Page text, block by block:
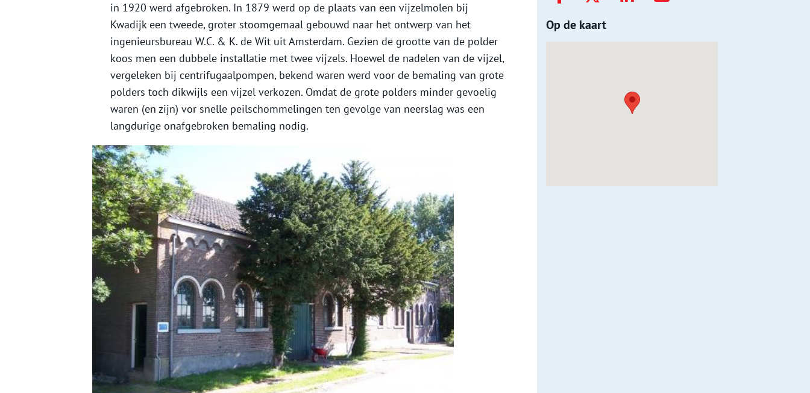
in 1920 werd afgebroken. In 1879 werd op de plaats van een vijzelmolen bij
Kwadijk een tweede, groter stoomgemaal gebouwd naar het ontwerp van het
ingenieursbureau W.C. & K. de Wit uit Amsterdam. Gezien de grootte van de polder
koos men een dubbele installatie met twee vijzels. Hoewel de nadelen van de vijzel,
vergeleken bij centrifugaalpompen, bekend waren werd voor de bemaling van grote
polders toch dikwijls een vijzel verkozen. Omdat de grote polders minder gevoelig
waren (en zijn) vor snelle peilschommelingen ten gevolge van neerslag was een
langdurige onafgebroken bemaling nodig.
Op de kaart